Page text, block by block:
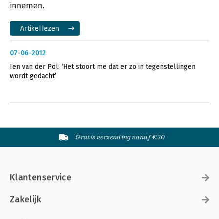
innemen.
Artikel lezen
07-06-2012
Ien van der Pol: ‘Het stoort me dat er zo in tegenstellingen
wordt gedacht’
Gratis verzending vanaf €20
Klantenservice
Zakelijk